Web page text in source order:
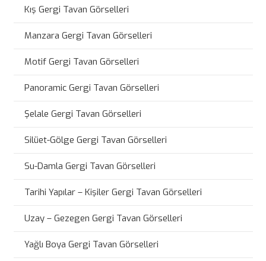
Kış Gergi Tavan Görselleri
Manzara Gergi Tavan Görselleri
Motif Gergi Tavan Görselleri
Panoramic Gergi Tavan Görselleri
Şelale Gergi Tavan Görselleri
Silüet-Gölge Gergi Tavan Görselleri
Su-Damla Gergi Tavan Görselleri
Tarihi Yapılar – Kişiler Gergi Tavan Görselleri
Uzay – Gezegen Gergi Tavan Görselleri
Yağlı Boya Gergi Tavan Görselleri